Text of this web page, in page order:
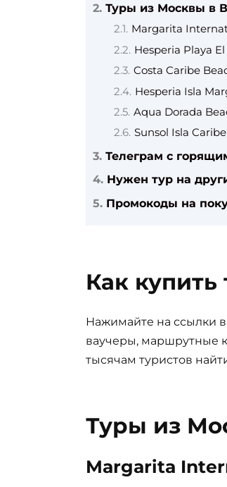
Туры из Москвы в
Margarita
Hesperia Playa
Costa Caribe
Hesperia Isla
Aqua Dorada
Sunsol Isla
Телеграм с
Нужен тур на
Промокоды на
Как купить
Нажимайте на ссылки
ваучеры, маршрутные
тысячам туристов
Туры из
Margarita